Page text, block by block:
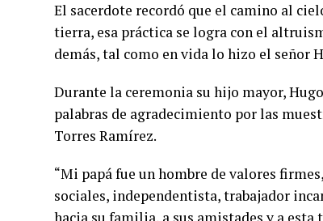
El sacerdote recordó que el camino al
tierra, esa práctica se logra con el
demás, tal como en vida lo hizo el señor
Durante la ceremonia su hijo mayor,
palabras de agradecimiento por las
Torres Ramírez.
“Mi papá fue un hombre de valores
sociales, independentista, trabajador